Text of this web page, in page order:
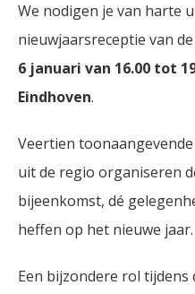
We nodigen je van harte
nieuwjaarsreceptie van
6 januari van 16.00 tot
Eindhoven.
Veertien
uit de regio organiseren
bijeenkomst, dé
heffen op het nieuwe jaar.
Een bijzondere rol tijdens